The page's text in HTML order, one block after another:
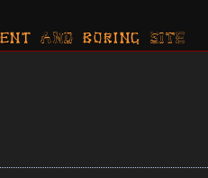
AND boring SITE